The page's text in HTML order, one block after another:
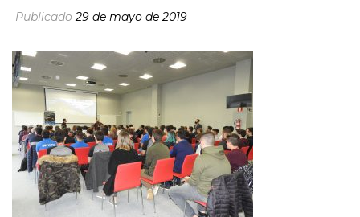
Publicado 29 de mayo de 2019